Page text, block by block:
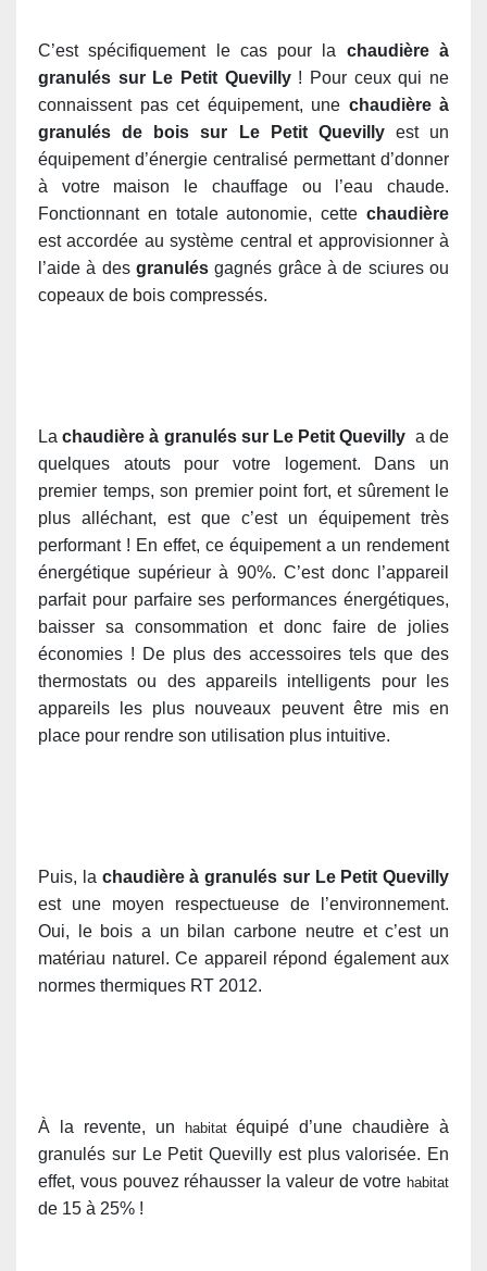
C’est spécifiquement le cas pour la chaudière à
granulés sur Le Petit Quevilly! Pour ceux qui ne
connaissent pas cet équipement, une chaudière à
granulés de bois sur Le Petit Quevillyest un
équipement d’énergie centralisé permettant d’donner
à votre maison le chauffage ou l’eau chaude.
Fonctionnant en totale autonomie, cette chaudière
est accordée au système central et approvisionner à
l’aideà desgranulés gagnés grâce à de sciures ou
copeaux de bois compressés.
Lachaudière à granulés sur Le Petit Quevilly a de
quelques atouts pour votre logement. Dans un
premier temps, son premier point fort, et sûrement le
plus alléchant, est que c’est un équipement très
performant ! En effet, ce équipement a un rendement
énergétique supérieur à 90%. C’est donc l’appareil
parfait pour parfaire ses performances énergétiques,
baisser sa consommation et donc faire de jolies
économies ! De plus des accessoires tels que des
thermostats ou des appareils intelligents pour les
appareils les plus nouveaux peuvent être mis en
place pour rendre son utilisation plus intuitive.
Puis, la chaudière à granulés sur Le Petit Quevilly
est une moyen respectueuse de l’environnement.
Oui, le bois a un bilan carbone neutre et c’est un
matériau naturel. Ce appareil répond également aux
normes thermiques RT 2012.
À la revente, un habitatéquipé d’une chaudière à
granulés sur Le Petit Quevilly est plus valorisée. En
effet, vous pouvez réhausser la valeur de votre habitat
de 15 à 25% !